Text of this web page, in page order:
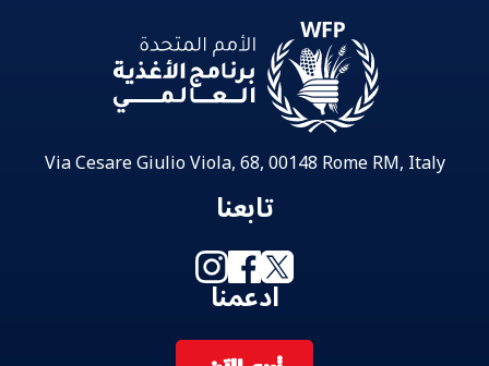
Via Cesare Giulio Viola, 68, 00148 Rome RM, Italy
تابعنا
ادعمنا